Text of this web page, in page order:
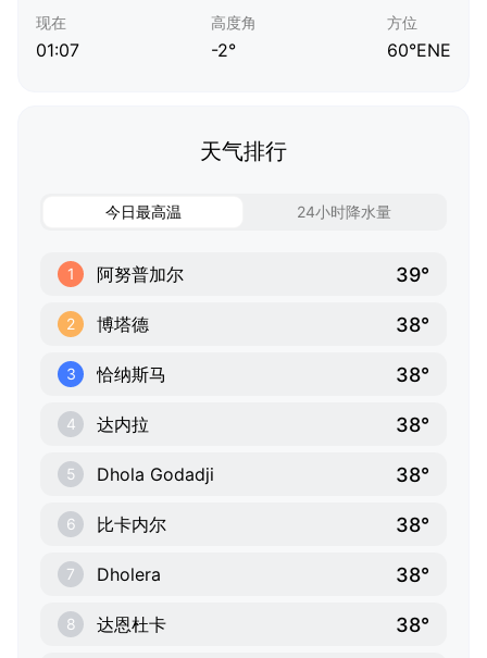
现在
01:07
高度角
-2°
方位
60°ENE
天气排行
今日最高温 24小时降水量
1 阿努普加尔 39°
2 博塔德 38°
3 恰纳斯马 38°
4 达内拉 38°
5 Dhola Godadji 38°
6 比卡内尔 38°
7 Dholera 38°
8 达恩杜卡 38°